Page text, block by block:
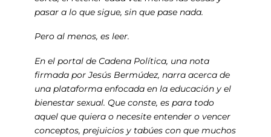
pasar a lo que sigue, sin que pase nada.
Pero al menos, es leer.
En el portal de Cadena Política, una nota
firmada por Jesús Bermúdez, narra acerca de
una plataforma enfocada en la educación y el
bienestar sexual. Que conste, es para todo
aquel que quiera o necesite entender o vencer
conceptos, prejuicios y tabúes con que muchos